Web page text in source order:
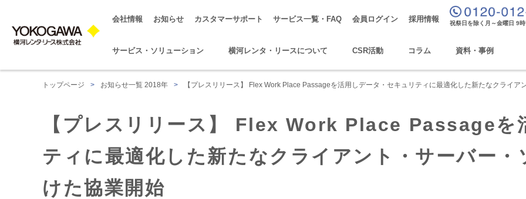
会社情報 お知らせ カスタマーサポート サービス一覧・FAQ 会員ログイン 採用情報
祝祭日を除く月～金曜日 9
サービス・ソリューション 横河レンタ・リースについて CSR活動 コラム 資料・事例
トップページ > お知らせ一覧 2018年 > 【プレスリリース】 Flex Work Place Passageを活用しデータ・セキュリティに最適化した新たなクライ
【プレスリリース】 Flex Work Place Passageを
ティに最適化した新たなクライアント・サーバー
けた協業開始